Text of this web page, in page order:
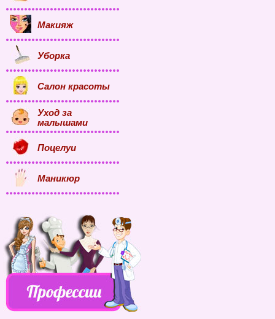
Макияж
Уборка
Салон красоты
Уход за
малышами
Поцелуи
Маникюр